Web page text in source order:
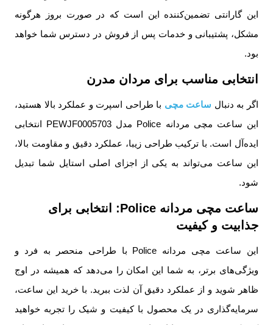
این گارانتی تضمین‌کننده این است که در صورت بروز هرگونه
مشکل، پشتیبانی و خدمات پس از فروش در دسترس شما خواهد
بود.
انتخابی مناسب برای مردان مدرن
اگر به دنبال ساعت مچی با طراحی اسپرت و عملکرد بالا هستید،
این ساعت مچی مردانه Police مدل PEWJF0005703 انتخابی
ایده‌آل است. با ترکیب طراحی زیبا، عملکرد دقیق و مقاومت بالا،
این ساعت می‌تواند به یکی از اجزای اصلی استایل شما تبدیل
شود.
ساعت مچی مردانه Police: انتخابی برای
جذابیت و کیفیت
این ساعت مچی مردانه Police با طراحی منحصر به فرد و
ویژگی‌های برتر، به شما این امکان را می‌دهد که همیشه در اوج
ظاهر شوید و از عملکرد دقیق آن لذت ببرید. با خرید این ساعت،
سرمایه‌گذاری در یک محصول با کیفیت و شیک را تجربه خواهید